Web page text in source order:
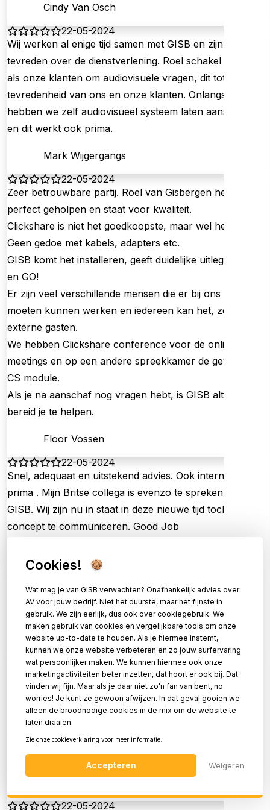
Cindy Van Osch
22-05-2024
Wij werken al enige tijd samen met GISB en zijn zeer
tevreden over de dienstverlening. Roel schakel ik ook in
als onze klanten om audiovisuele vragen, dit tot
tevredenheid van ons en onze klanten. Onlangs
hebben we zelf audiovisueel systeem laten aansluiten
en dit werkt ook prima.
Mark Wijgergangs
22-05-2024
Zeer betrouwbare partij. Roel van Gisbergen heeft ons
perfect geholpen en staat voor kwaliteit.
Clickshare is niet het goedkoopste, maar wel het beste!
Geen gedoe met kabels, adapters etc.
GISB komt het installeren, geeft duidelijke uitleg …. click
en GO!
Er zijn veel verschillende mensen die er bij ons mee
moeten kunnen werken en iedereen kan het, zelfs
externe gasten.
We hebben Clickshare conference voor de online
meetings en op een andere spreekkamer de gewone
CS module.
Als je na aanschaf nog vragen hebt, is GISB altijd
bereid je te helpen.
Floor Vossen
22-05-2024
Snel, adequaat en uitstekend advies. Ook internationaal
prima . Mijn Britse collega is evenzo te spreken over
GISB. Wij zijn nu in staat in deze nieuwe tijd toch ons
concept te communiceren. Good Job
Kundig advies, prettig contact en korte lijnen. Kortom,
wij zijn tevreden.
Jan van der Windt
22-05-2024
GISB heeft vorig jaar een Konftel audio-video-streaming
systeem in onze collegezaal geïnstalleerd met twee
PTZ camera’s. We kregen goed advies in de
oriëntatiefase. De installatie werd keurig gedaan,
flexibel meegedacht over de handigste aanpak. Het
systeem werkt in de praktijk heel goed. Tevreden dus.
22-05-2024
Cookies!
Wat mag je van GISB verwachten? Onafhankelijk advies over
AV voor jouw bedrijf. Niet het duurste, maar het fijnste in
gebruik. We zijn eerlijk, dus ook over cookiegebruik. We
maken gebruik van cookies en vergelijkbare tools om onze
website up-to-date te houden. Als je hiermee instemt,
kunnen we onze website verbeteren en zo jouw surfervaring
wat persoonlijker maken. We kunnen hiermee ook onze
marketingactiviteiten beter inzetten, dat hoort er ook bij. Dat
vinden wij fijn. Maar als je daar niet zo'n fan van bent, no
worries! Je kunt ze gewoon afwijzen. In dat geval gooien we
alleen de broodnodige cookies in de mix om de website te
laten draaien.
Zie onze cookieverklaring voor meer informatie.
Accepteren Weigeren